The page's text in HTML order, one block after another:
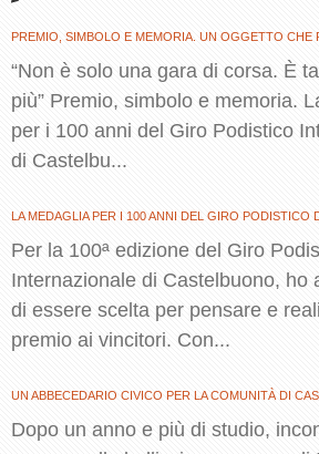
PREMIO, SIMBOLO E MEMORIA. UN OGGETTO CHE
“Non è solo una gara di corsa. È
più” Premio, simbolo e memoria.
per i 100 anni del Giro Podistico
di Castelbu...
LA MEDAGLIA PER I 100 ANNI DEL GIRO PODISTICO
Per la 100ª edizione del Giro
Internazionale di Castelbuono, ho
di essere scelta per pensare e
premio ai vincitori. Con...
UN ABBECEDARIO CIVICO PER LA COMUNITÀ DI
Dopo un anno e più di studio,